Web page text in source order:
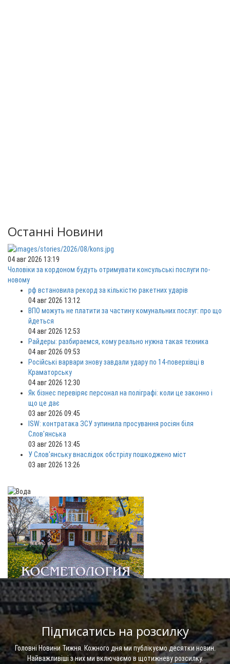
Останні Новини
04 авг 2026 13:19
Чоловіки за кордоном будуть отримувати консульські послуги по-
новому
рф встановила рекорд за кількістю ракетних ударів
04 авг 2026 13:12
ВПО можуть не платити за частину комунальних послуг: про що
йдеться
04 авг 2026 12:53
Райдеры: разбираемся, кому реально нужна такая техника
04 авг 2026 09:53
Російські варвари знову завдали удару по 14-поверхівці в
Краматорську
04 авг 2026 12:30
Як бізнес перевіряє персонал на поліграфі: коли це законно і
що це дає
03 авг 2026 09:45
ISW: контратака ЗСУ зупинила просування росіян біля
Слов'янська
03 авг 2026 13:45
У Слов'янську внаслідок обстрілу пошкоджено міст
03 авг 2026 13:26
Підписатись на розсилку
Головні Новини Тижня. Кожного дня ми публікуємо десятки новин.
Найважливіші з них ми включаємо в щотижневу розсилку.